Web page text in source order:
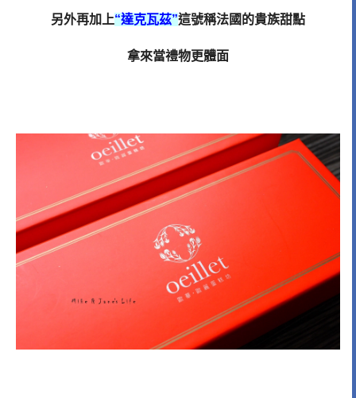
另外再加上“達克瓦茲”這號稱法國的貴族甜點
拿來當禮物更體面